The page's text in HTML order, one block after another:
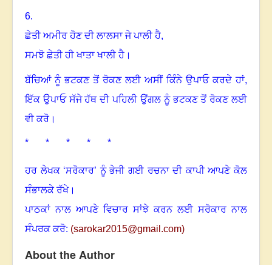
6.
ਛੇਤੀ ਅਮੀਰ ਹੋਣ ਦੀ ਲਾਲਸਾ ਜੇ ਪਾਲੀ ਹੈ,
ਸਮਝੋ ਛੇਤੀ ਹੀ ਖਾਤਾ ਖਾਲੀ ਹੈ ।
ਬੱਚਿਆਂ ਨੂੰ ਭਟਕਣ ਤੋਂ ਰੋਕਣ ਲਈ ਅਸੀਂ ਕਿੰਨੇ ਉਪਾਓ ਕਰਦੇ ਹਾਂ,
ਇੱਕ ਉਪਾਓ ਸੱਜੇ ਹੱਥ ਦੀ ਪਹਿਲੀ ਉਂਗਲ ਨੂੰ ਭਟਕਣ ਤੋਂ ਰੋਕਣ ਲਈ
ਵੀ ਕਰੋ ।
* * * * *
ਹਰ ਲੇਖਕ ‘ਸਰੋਕਾਰ’ ਨੂੰ ਭੇਜੀ ਗਈ ਰਚਨਾ ਦੀ ਕਾਪੀ ਆਪਣੇ ਕੋਲ
ਸੰਭਾਲਕੇ ਰੱਖੇ।
ਪਾਠਕਾਂ ਨਾਲ ਆਪਣੇ ਵਿਚਾਰ ਸਾਂਝੇ ਕਰਨ ਲਈ ਸਰੋਕਾਰ ਨਾਲ
ਸੰਪਰਕ ਕਰੋ: (sarokar2015@gmail.com)
About the Author